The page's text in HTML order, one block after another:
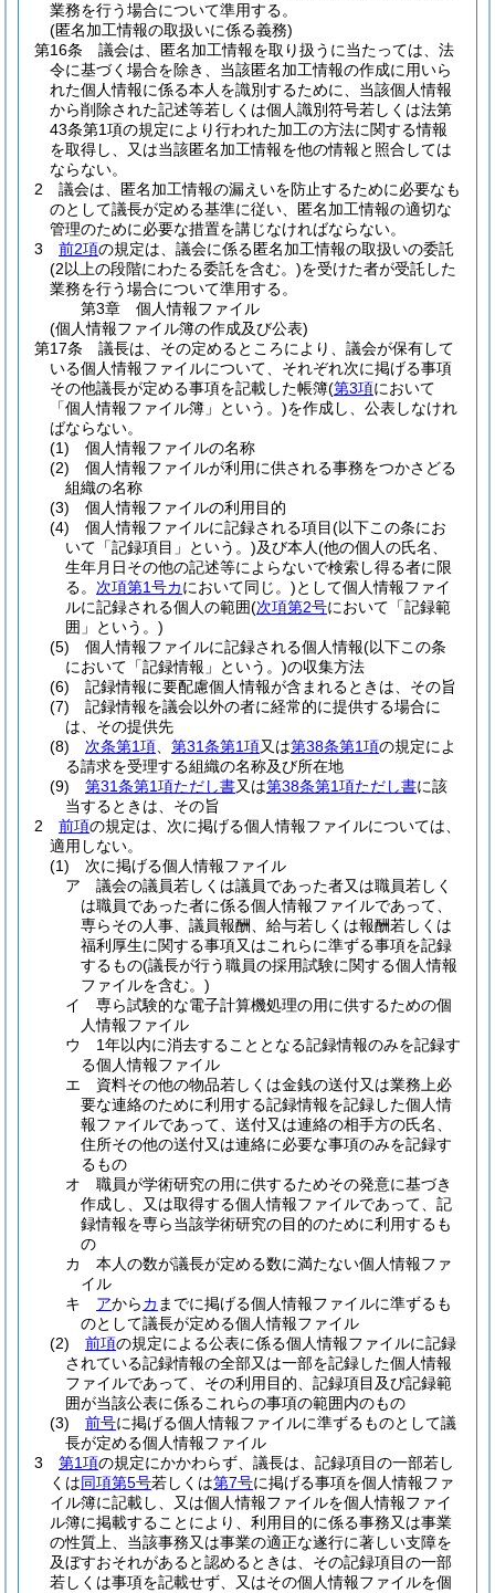
業務を行う場合について準用する。
(匿名加工情報の取扱いに係る義務)
第16条
議会は、匿名加工情報を取り扱うに当たっては、法
令に基づく場合を除き、当該匿名加工情報の作成に用いら
れた個人情報に係る本人を識別するために、当該個人情報
から削除された記述等若しくは個人識別符号若しくは法第
43条第1項の規定により行われた加工の方法に関する情報
を取得し、又は当該匿名加工情報を他の情報と照合しては
ならない。
2
議会は、匿名加工情報の漏えいを防止するために必要なも
のとして議長が定める基準に従い、匿名加工情報の適切な
管理のために必要な措置を講じなければならない。
3
前2項の規定は、議会に係る匿名加工情報の取扱いの委託
(2以上の段階にわたる委託を含む。)を受けた者が受託した
業務を行う場合について準用する。
第3章
個人情報ファイル
(個人情報ファイル簿の作成及び公表)
第17条
議長は、その定めるところにより、議会が保有して
いる個人情報ファイルについて、それぞれ次に掲げる事項
その他議長が定める事項を記載した帳簿(第3項において
「個人情報ファイル簿」という。)を作成し、公表しなけれ
ばならない。
(1)
個人情報ファイルの名称
(2)
個人情報ファイルが利用に供される事務をつかさどる
組織の名称
(3)
個人情報ファイルの利用目的
(4)
個人情報ファイルに記録される項目(以下この条にお
いて「記録項目」という。)及び本人(他の個人の氏名、
生年月日その他の記述等によらないで検索し得る者に限
る。 次項第1号カにおいて同じ。)として個人情報ファイ
ルに記録される個人の範囲(次項第2号において「記録範
囲」という。)
(5)
個人情報ファイルに記録される個人情報(以下この条
において「記録情報」という。)の収集方法
(6)
記録情報に要配慮個人情報が含まれるときは、その旨
(7)
記録情報を議会以外の者に経常的に提供する場合に
は、その提供先
(8)
次条第1項 第31条第1項又は第38条第1項の規定によ
る請求を受理する組織の名称及び所在地
(9)
第31条第1項ただし書又は第38条第1項ただし書に該
当するときは、その旨
2
前項の規定は、次に掲げる個人情報ファイルについては、
適用しない。
(1)
次に掲げる個人情報ファイル
ア
議会の議員若しくは議員であった者又は職員若しく
は職員であった者に係る個人情報ファイルであって、
専らその人事、議員報酬、給与若しくは報酬若しくは
福利厚生に関する事項又はこれらに準ずる事項を記録
するもの(議長が行う職員の採用試験に関する個人情報
ファイルを含む。)
イ
専ら試験的な電子計算機処理の用に供するための個
人情報ファイル
ウ
1年以内に消去することとなる記録情報のみを記録す
る個人情報ファイル
エ
資料その他の物品若しくは金銭の送付又は業務上必
要な連絡のために利用する記録情報を記録した個人情
報ファイルであって、送付又は連絡の相手方の氏名、
住所その他の送付又は連絡に必要な事項のみを記録す
るもの
オ
職員が学術研究の用に供するためその発意に基づき
作成し、又は取得する個人情報ファイルであって、記
録情報を専ら当該学術研究の目的のために利用するも
の
カ
本人の数が議長が定める数に満たない個人情報ファ
イル
キ
アからカ までに掲げる個人情報ファイルに準ずるも
のとして議長が定める個人情報ファイル
(2)
前項の規定による公表に係る個人情報ファイルに記録
されている記録情報の全部又は一部を記録した個人情報
ファイルであって、その利用目的、記録項目及び記録範
囲が当該公表に係るこれらの事項の範囲内のもの
(3)
前号に掲げる個人情報ファイルに準ずるものとして議
長が定める個人情報ファイル
3
第1項の規定にかかわらず、議長は、記録項目の一部若し
くは同項第5号若しくは第7号に掲げる事項を個人情報ファ
イル簿に記載し、又は個人情報ファイルを個人情報ファイ
ル簿に掲載することにより、利用目的に係る事務又は事業
の性質上、当該事務又は事業の適正な遂行に著しい支障を
及ぼすおそれがあると認めるときは、その記録項目の一部
若しくは事項を記載せず、又はその個人情報ファイルを個